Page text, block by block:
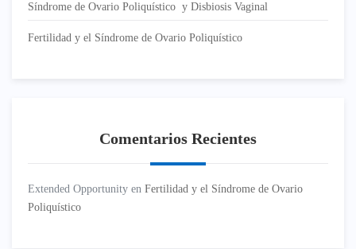
Síndrome de Ovario Poliquístico y Disbiosis Vaginal
Fertilidad y el Síndrome de Ovario Poliquístico
Comentarios Recientes
Extended Opportunity en Fertilidad y el Síndrome de Ovario
Poliquístico